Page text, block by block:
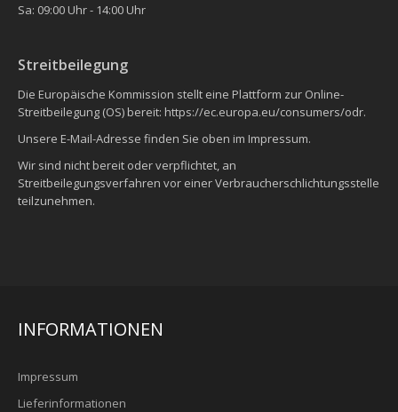
Sa: 09:00 Uhr - 14:00 Uhr
Streitbeilegung
Die Europäische Kommission stellt eine Plattform zur Online-
Streitbeilegung (OS) bereit: https://ec.europa.eu/consumers/odr.
Unsere E-Mail-Adresse finden Sie oben im Impressum.
Wir sind nicht bereit oder verpflichtet, an
Streitbeilegungsverfahren vor einer Verbraucherschlichtungsstelle
teilzunehmen.
INFORMATIONEN
Impressum
Lieferinformationen